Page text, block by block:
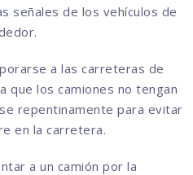
señales de los vehículos de
a las carreteras de
que los camiones no tengan
repentinamente para evitar
en la carretera.
a un camión por la